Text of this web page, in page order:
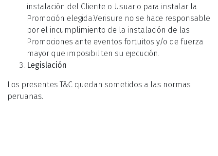
instalación del Cliente o Usuario para instalar la
Promoción elegida.Verisure no se hace responsable
por el incumplimiento de la instalación de las
Promociones ante eventos fortuitos y/o de fuerza
mayor que imposibiliten su ejecución.
Legislación
Los presentes T&C quedan sometidos a las normas
peruanas.